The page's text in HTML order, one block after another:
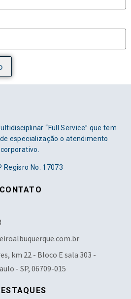
“Full Service” que tem
especialização o atendimento
corporativo.
Regisro No. 17073
CONTATO
km 22 - Bloco E sala 303 -
- SP, 06709-015